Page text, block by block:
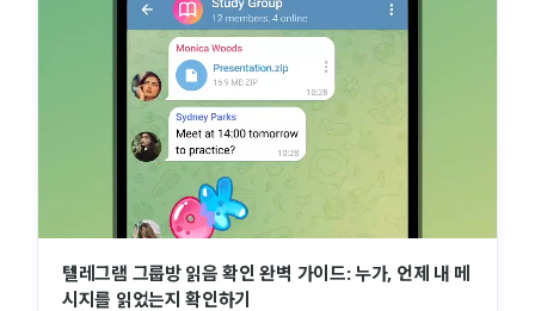
텔레그램 그룹방 읽음 확인 완벽 가이드: 누가, 언제 내 메
시지를 읽었는지 확인하기